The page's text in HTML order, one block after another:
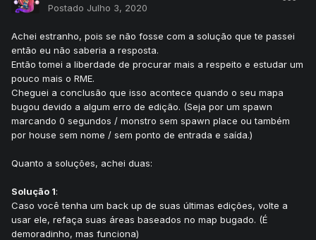
Postado Julho 3, 2020
Achei estranho, pois se não fosse com a solução que te passei
então eu não saberia a resposta.
Então tomei a liberdade de procurar mais a respeito e estudar um
pouco mais o RME.
Cheguei a conclusão que isso acontece quando o seu mapa
bugou devido a algum erro de edição. (Seja por um spawn
marcando 0 segundos / monstro sem spawn place ou também
por house sem nome / sem ponto de entrada e saída.)
Quanto a soluções, achei duas:
Solução 1:
Caso você tenha um back up de suas últimas edições, volte a
usar ele, refaça suas áreas baseados no map bugado. (É
demoradinho, mas funciona)